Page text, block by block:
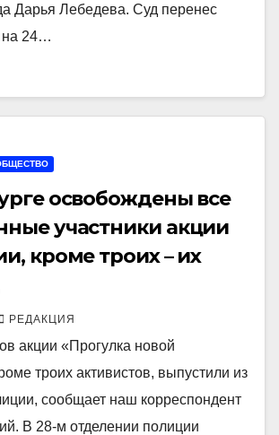
Дарья Лебедева. Суд перенес
на 24…
освобождены все
участники акции
кроме троих – их
РЕДАКЦИЯ
акции «Прогулка новой
троих активистов, выпустили из
сообщает наш корреспондент
В 28-м отделении полиции